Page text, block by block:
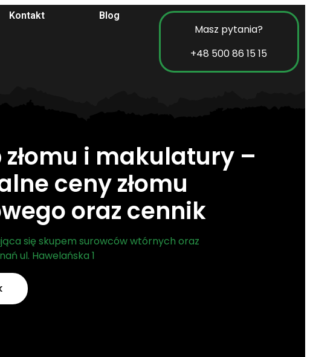
Kontakt Blog
Masz pytania?
+48 500 86 15 15
złomu i makulatury –
ceny złomu
oraz cennik
się skupem surowców wtórnych oraz
ul. Hawelańska 1